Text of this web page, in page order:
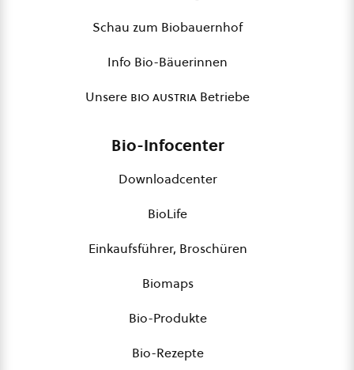
Schau zum Biobauernhof
Info Bio-Bäuerinnen
Unsere bio austria Betriebe
Bio-Infocenter
Downloadcenter
BioLife
Einkaufsführer, Broschüren
Biomaps
Bio-Produkte
Bio-Rezepte